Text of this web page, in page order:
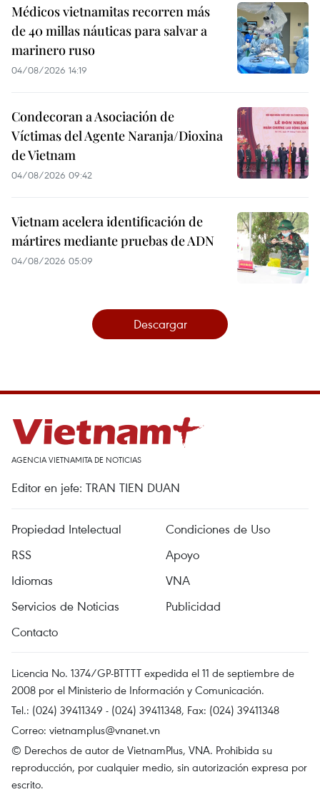
Médicos vietnamitas recorren más
de 40 millas náuticas para salvar a
marinero ruso
04/08/2026 14:19
Condecoran a Asociación de
Víctimas del Agente Naranja/Dioxina
de Vietnam
04/08/2026 09:42
Vietnam acelera identificación de
mártires mediante pruebas de ADN
04/08/2026 05:09
Descargar
AGENCIA VIETNAMITA DE NOTICIAS
Editor en jefe: TRAN TIEN DUAN
Propiedad Intelectual
Condiciones de Uso
RSS
Apoyo
Idiomas
VNA
Servicios de Noticias
Publicidad
Contacto
Licencia No. 1374/GP-BTTTT expedida el 11 de septiembre de
2008 por el Ministerio de Información y Comunicación.
Tel.: (024) 39411349 - (024) 39411348, Fax: (024) 39411348
Correo: vietnamplus@vnanet.vn
© Derechos de autor de VietnamPlus, VNA. Prohibida su
reproducción, por cualquier medio, sin autorización expresa por
escrito.